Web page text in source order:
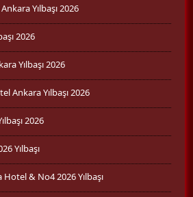
Yılbaşı 2026
2026
Yılbaşı 2026
Ankara Yılbaşı 2026
2026
Yılbaşı
& No4 2026 Yılbaşı